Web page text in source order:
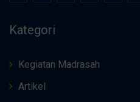
Kategori
Kegiatan Madrasah
Artikel